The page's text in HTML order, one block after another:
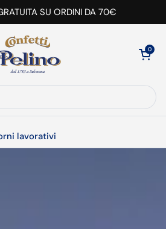
SU ORDINI DA 70€
Apri carrello
0
lavorativi